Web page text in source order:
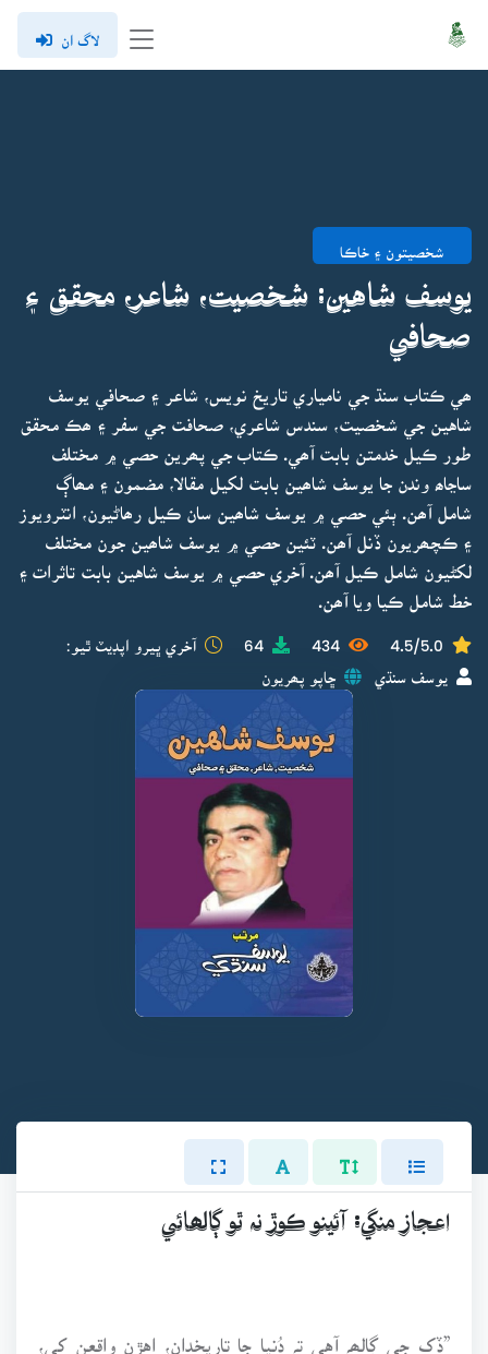
لاگ ان
شخصيتون ۽ خاڪا
يوسف شاهين: شخصيت، شاعر، محقق ۽
صحافي
ھي ڪتاب سنڌ جي نامياري تاريخ نويس، شاعر ۽ صحافي يوسف
شاهين جي شخصيت، سندس شاعري، صحافت جي سفر ۽ ھڪ محقق
طور ڪيل خدمتن بابت آھي. ڪتاب جي پھرين حصي ۾ مختلف
ساڃاھ وندن جا يوسف شاھين بابت لکيل مقالا، مضمون ۽ مھاڳ
شامل آھن. ٻئي حصي ۾ يوسف شاھين سان ڪيل رھاڻيون، انٽرويوز
۽ ڪچھريون ڏنل آھن. ٽئين حصي ۾ يوسف شاھين جون مختلف
لکڻيون شامل ڪيل آھن. آخري حصي ۾ يوسف شاهين بابت تاثرات ۽
خط شامل ڪيا ويا آھن.
4.5/5.0
434
64 آخري ڀيرو اپڊيٽ ٿيو:
يوسف سنڌي ڇاپو پھريون
اعجاز منگي: آئينو ڪوڙ نہ ٿو ڳالھائي
”ڏک جي ڳالھہ آهي تہ دُنيا جا تاريخدان، اهڙن واقعن کي،